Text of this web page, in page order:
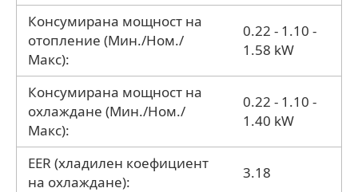
Консумирана мощност на
отопление (Мин./Ном./
Макс):
0.22 - 1.10 -
1.58 kW
Консумирана мощност на
охлаждане (Мин./Ном./
Макс):
0.22 - 1.10 -
1.40 kW
EER (хладилен коефициент
на охлаждане):
3.18